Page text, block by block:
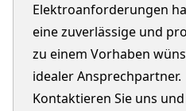
Elektroanforderungen
eine zuverlässige und
zu einem Vorhaben
idealer Ansprechpartner.
Kontaktieren Sie uns